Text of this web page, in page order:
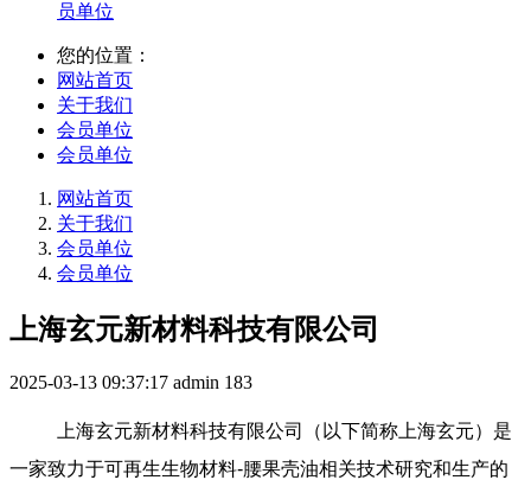
员单位
您的位置：
网站首页
关于我们
会员单位
会员单位
网站首页
关于我们
会员单位
会员单位
上海玄元新材料科技有限公司
2025-03-13 09:37:17 admin 183
上海玄元新材料科技有限公司（以下简称上海玄元）是
一家致力于可再生生物材料-腰果壳油相关技术研究和生产的